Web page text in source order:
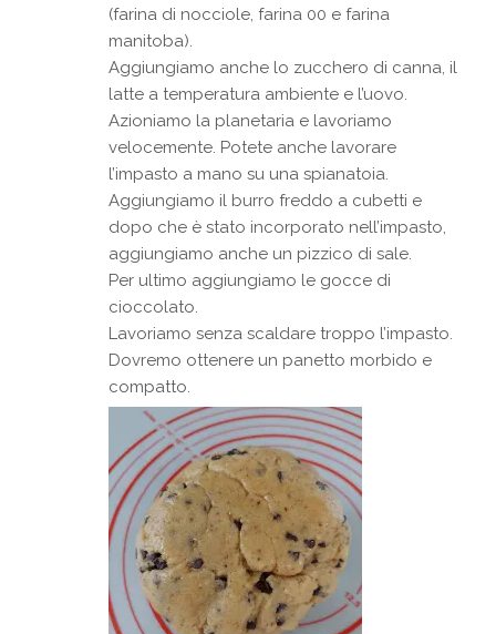
(farina di nocciole, farina 00 e farina
manitoba).
Aggiungiamo anche lo zucchero di canna, il
latte a temperatura ambiente e l’uovo.
Azioniamo la planetaria e lavoriamo
velocemente. Potete anche lavorare
l’impasto a mano su una spianatoia.
Aggiungiamo il burro freddo a cubetti e
dopo che è stato incorporato nell’impasto,
aggiungiamo anche un pizzico di sale.
Per ultimo aggiungiamo le gocce di
cioccolato.
Lavoriamo senza scaldare troppo l’impasto.
Dovremo ottenere un panetto morbido e
compatto.